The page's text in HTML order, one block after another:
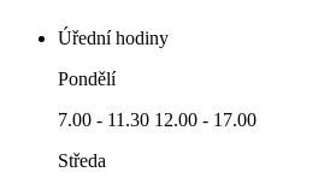
Úřední hodiny
Pondělí
7.00 - 11.30 12.00 - 17.00
Středa